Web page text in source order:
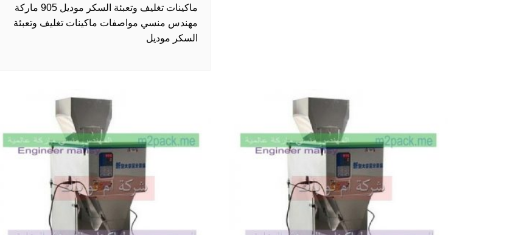
ماكينات تغليف وتعبئة السكر موديل 905 ماركة
مهندس منسي مواصفات ماكينات تغليف وتعبئة
السكر موديل